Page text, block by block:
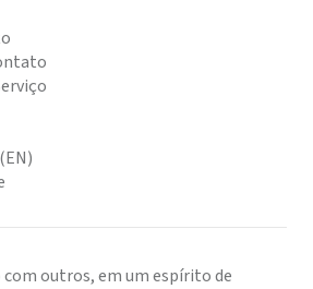
outros, em um espírito de